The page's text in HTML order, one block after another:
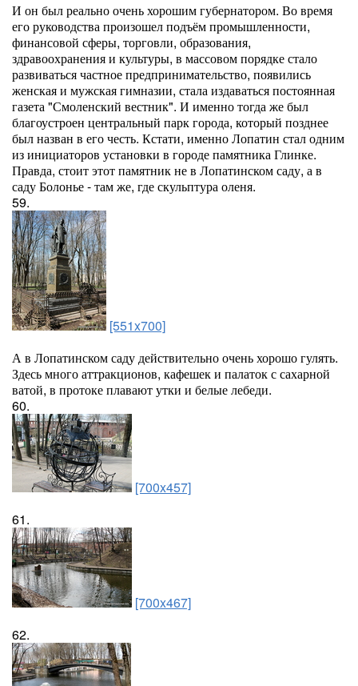
И он был реально очень хорошим губернатором. Во время
его руководства произошел подъём промышленности,
финансовой сферы, торговли, образования,
здравоохранения и культуры, в массовом порядке стало
развиваться частное предпринимательство, появились
женская и мужская гимназии, стала издаваться постоянная
газета "Смоленский вестник". И именно тогда же был
благоустроен центральный парк города, который позднее
был назван в его честь. Кстати, именно Лопатин стал одним
из инициаторов установки в городе памятника Глинке.
Правда, стоит этот памятник не в Лопатинском саду, а в
саду Болонье - там же, где скульптура оленя.
59.
[551x700]
А в Лопатинском саду действительно очень хорошо гулять.
Здесь много аттракционов, кафешек и палаток с сахарной
ватой, в протоке плавают утки и белые лебеди.
60.
[700x457]
61.
[700x467]
62.